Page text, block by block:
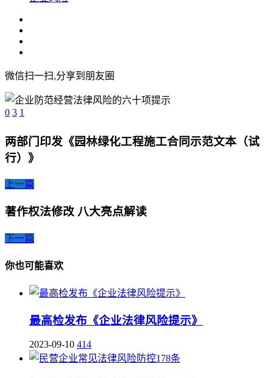
微信扫一扫,分享到朋友圈
0 3 1
两部门印发《园林绿化工程施工合同示范文本（试
行）》
上一篇
著作权法修改 八大亮点解读
下一篇
你也可能喜欢
最高检发布《企业法律风险提示》
2023-09-10 414